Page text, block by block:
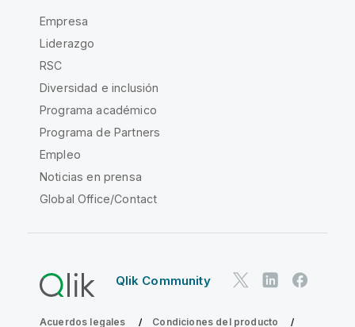
Empresa
Liderazgo
RSC
Diversidad e inclusión
Programa académico
Programa de Partners
Empleo
Noticias en prensa
Global Office/Contact
Qlik Community
Acuerdos legales Condiciones del producto